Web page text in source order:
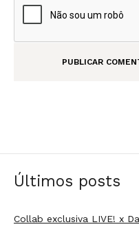
Últimos posts
Collab exclusiva LIVE! x